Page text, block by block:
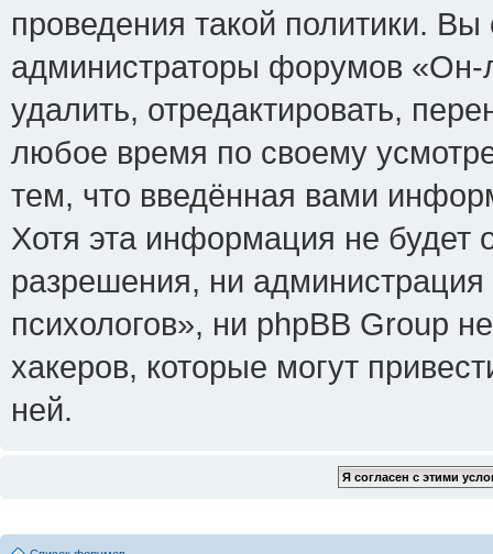
проведения такой политики.
администраторы форумов
удалить, отредактировать,
любое время по своему
тем, что введённая вами
Хотя эта информация не будет
разрешения, ни
психологов», ни phpBB Group
хакеров, которые могут
ней.